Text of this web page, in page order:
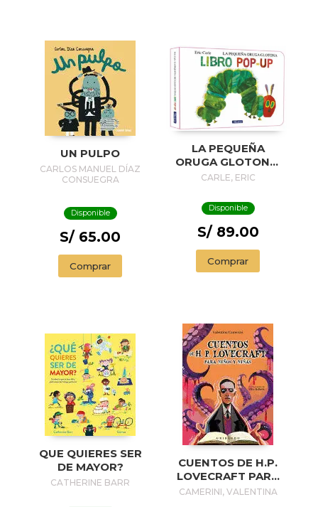
UN PULPO
CARLOS MANUEL DÍAZ
CONSUEGRA
Disponible
S/ 65.00
Comprar
LA PEQUEÑA
ORUGA GLOTONA.
EL LIBRO POP-UP
CARLE)
CARLE, ERIC
Disponible
S/ 89.00
Comprar
QUE QUIERES SER
DE MAYOR?
CATHERINE BARR
CUENTOS DE H.P.
LOVECRAFT PARA
NIÑOS Y NIÑAS
CAMERINI, VALENTINA